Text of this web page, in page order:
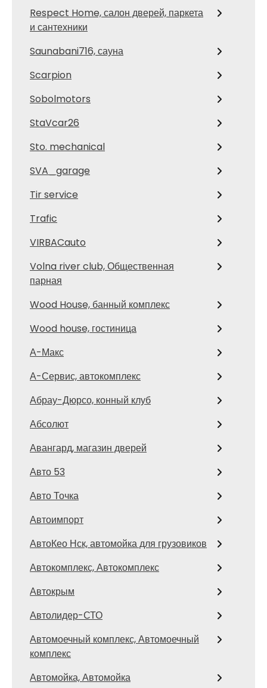
Respect Home, салон дверей, паркета
и сантехники
Saunabani716, сауна
Scarpion
Sobolmotors
StaVcar26
Sto. mechanical
SVA_garage
Tir service
Trafic
VIRBACauto
Volna river club, Общественная
парная
Wood House, банный комплекс
Wood house, гостиница
А-Макс
А-Сервис, автокомплекс
Абрау-Дюрсо, конный клуб
Абсолют
Авангард, магазин дверей
Авто 53
Авто Точка
Автоимпорт
АвтоКео Нск, автомойка для грузовиков
Автокомплекс, Автокомплекс
Автокрым
Автолидер-СТО
Автомоечный комплекс, Автомоечный
комплекс
Автомойка, Автомойка